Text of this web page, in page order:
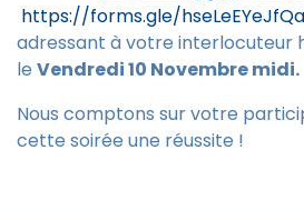
https://forms.gle/
adressant à votre interlocuteur
le Vendredi 10 Novembre midi.
Nous comptons sur votre
cette soirée une réussite !